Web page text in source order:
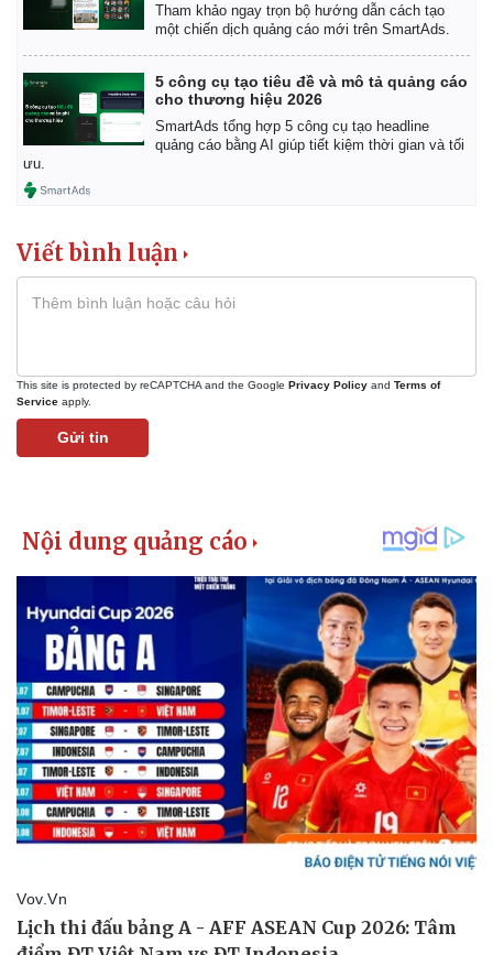
Thể thao
Bóng đá
Lịch thi đấu bóng đá
Thế giới thể thao
eSports
Hậu trường
Ô tô - Xe máy
Ô tô
Xe máy
Tư vấn
Tham khảo ngay trọn bộ hướng dẫn cách tạo
một chiến dịch quảng cáo mới trên SmartAds.
5 công cụ tạo tiêu đề và mô tả quảng cáo
cho thương hiệu 2026
SmartAds tổng hợp 5 công cụ tạo headline
quảng cáo bằng AI giúp tiết kiệm thời gian và tối
ưu.
Viết bình luận
This site is protected by reCAPTCHA and the Google Privacy Policy and Terms of
Service apply.
Gửi tin